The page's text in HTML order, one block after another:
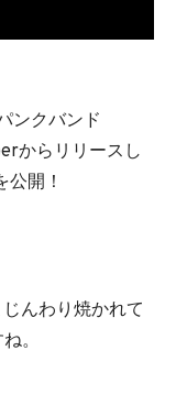
ンクバンド
からリリースし
開！
んわり焼かれて
。